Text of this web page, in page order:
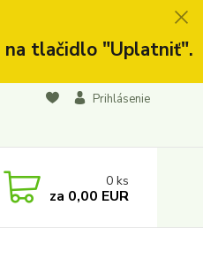
na tlačidlo "Uplatniť".
Prihlásenie
0 ks
za 0,00 EUR